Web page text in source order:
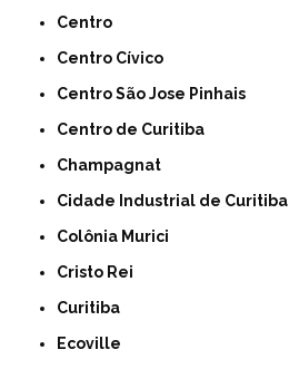
Centro
Centro Cívico
Centro São Jose Pinhais
Centro de Curitiba
Champagnat
Cidade Industrial de Curitiba
Colônia Murici
Cristo Rei
Curitiba
Ecoville